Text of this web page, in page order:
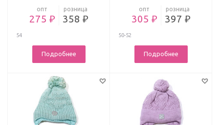
опт
275 ₽
розница
358 ₽
54
Подробнее
опт
305 ₽
розница
397 ₽
50-52
Подробнее